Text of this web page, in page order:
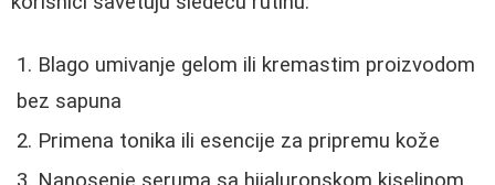
Blago umivanje gelom ili kremastim proizvodom
bez sapuna
Primena tonika ili esencije za pripremu kože